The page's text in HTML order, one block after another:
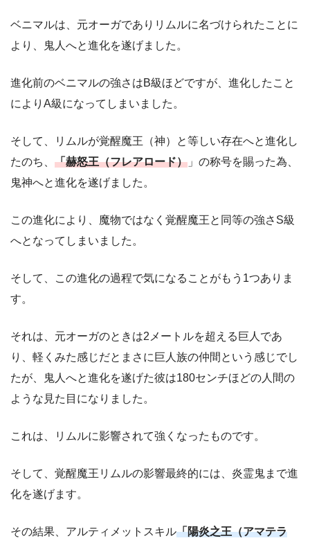
ベニマルは、元オーガでありリムルに名づけられたことに
より、鬼人へと進化を遂げました。
進化前のベニマルの強さはB級ほどですが、進化したこと
によりA級になってしまいました。
そして、リムルが覚醒魔王（神）と等しい存在へと進化し
たのち、 「赫怒王（フレアロード） 」の称号を賜った為、
鬼神へと進化を遂げました。
この進化により、魔物ではなく覚醒魔王と同等の強さS級
へとなってしまいました。
そして、この進化の過程で気になることがもう1つありま
す。
それは、元オーガのときは2メートルを超える巨人であ
り、軽くみた感じだとまさに巨人族の仲間という感じでし
たが、鬼人へと進化を遂げた彼は180センチほどの人間の
ような見た目になりました。
これは、リムルに影響されて強くなったものです。
そして、覚醒魔王リムルの影響最終的には、炎霊鬼まで進
化を遂げます。
その結果、アルティメットスキル「陽炎之王（アマテラ